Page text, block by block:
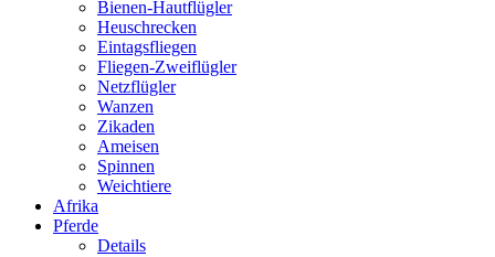
Bienen-Hautflügler
Heuschrecken
Eintagsfliegen
Fliegen-Zweiflügler
Netzflügler
Wanzen
Zikaden
Ameisen
Spinnen
Weichtiere
Afrika
Pferde
Details